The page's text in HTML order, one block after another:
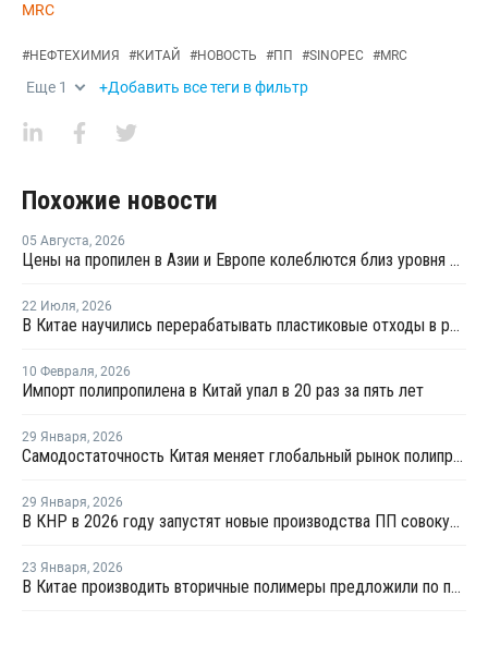
MRC
#НЕФТЕХИМИЯ #КИТАЙ #НОВОСТЬ #ПП #SINOPEC #MRC
Еще 1 +Добавить все теги в фильтр
Похожие новости
05 Августа, 2026
Цены на пропилен в Азии и Европе колеблются близ уровня в USD1000
22 Июля, 2026
В Китае научились перерабатывать пластиковые отходы в реактивное топливо с эффективностью 82%
10 Февраля, 2026
Импорт полипропилена в Китай упал в 20 раз за пять лет
29 Января, 2026
Самодостаточность Китая меняет глобальный рынок полипропилена
29 Января, 2026
В КНР в 2026 году запустят новые производства ПП совокупной мощностью 4,9 млн тонн
23 Января, 2026
В Китае производить вторичные полимеры предложили по принципу конструкторов LEGO